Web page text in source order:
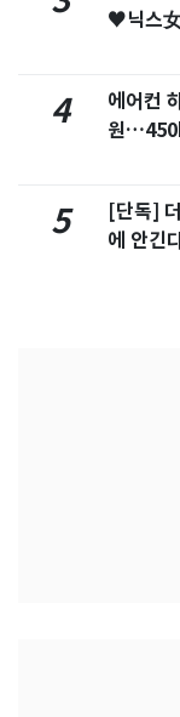
♥닉스
4
에어컨
원
5
[단독]
에 안긴